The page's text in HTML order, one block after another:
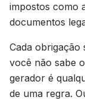
impostos como
documentos
Cada obrigação
você não sabe
gerador é
de uma regra.